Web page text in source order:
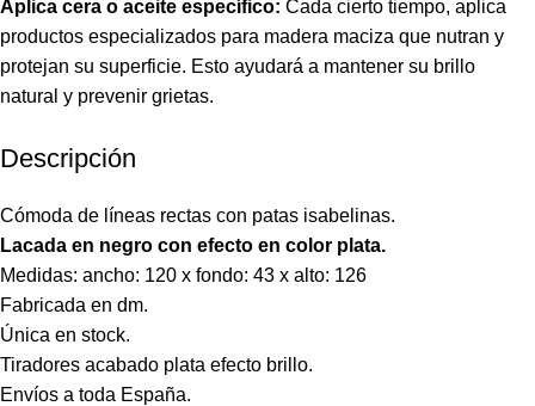
Aplica cera o aceite específico: Cada cierto tiempo, aplica
productos especializados para madera maciza que nutran y
protejan su superficie. Esto ayudará a mantener su brillo
natural y prevenir grietas.
Descripción
Cómoda de líneas rectas con patas isabelinas.
Lacada en negro con efecto en color plata.
Medidas: ancho: 120 x fondo: 43 x alto: 126
Fabricada en dm.
Única en stock.
Tiradores acabado plata efecto brillo.
Envíos a toda España.